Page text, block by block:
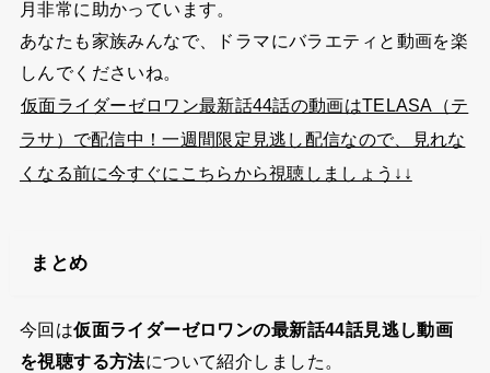
月非常に助かっています。
あなたも家族みんなで、ドラマにバラエティと動画を楽
しんでくださいね。
仮面ライダーゼロワン最新話44話の動画はTELASA（テ
ラサ）で配信中！一週間限定見逃し配信なので、見れな
くなる前に今すぐにこちらから視聴しましょう↓↓
まとめ
今回は仮面ライダーゼロワンの最新話44話見逃し動画
を視聴する方法について紹介しました。